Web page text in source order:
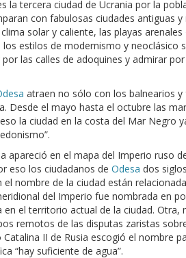
la tercera ciudad de Ucrania por la
con fabulosas ciudades antiguas
solar y caliente, las playas
estilos de modernismo y neoclásico
las calles de adoquines y admirar
atraen no sólo con los balnearios
Desde el mayo hasta el octubre las
la ciudad en la costa del Mar Negro
apareció en el mapa del Imperio ruso
eso los ciudadanos de Odesa dos
nombre de la ciudad están
del Imperio fue nombrada en
en el territorio actual de la ciudad. Otra,
remotos de las disputas zaristas
II de Rusia escogió el nombre
“hay suficiente de agua”.